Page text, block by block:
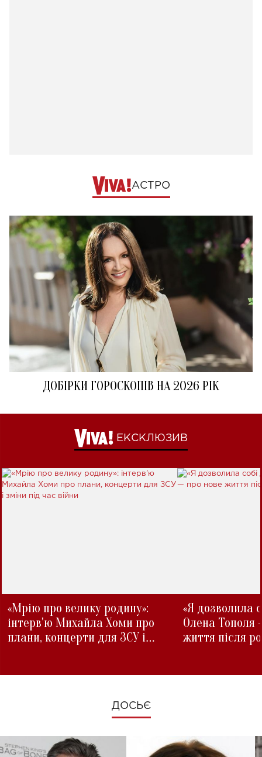
АСТРО
ДОБІРКИ ГОРОСКОПІВ НА 2026 РІК
ЕКСКЛЮЗИВ
«Мрію про велику родину»:
інтерв'ю Михайла Хоми про
плани, концерти для ЗСУ і
«Я дозволила
Олена Тополя
життя після
ДОСЬЄ